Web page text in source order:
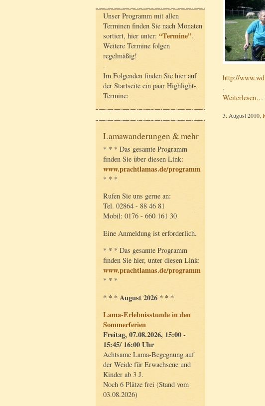
Unser Programm mit allen
Terminen finden Sie nach Monaten
sortiert, hier unter: “Termine”.
Weitere Termine folgen
regelmäßig!
.
Im Folgenden finden Sie hier auf
der Startseite ein paar Highlight-
Termine:
Lamawanderungen & mehr
* * * Das gesamte Programm
finden Sie über diesen Link:
www.prachtlamas.de/programm
* * *
Rufen Sie uns gerne an:
Tel. 02864 - 88 46 81
Mobil: 0176 - 660 161 30
Eine Anmeldung ist erforderlich.
* * * Das gesamte Programm
finden Sie hier, unter diesen Link:
www.prachtlamas.de/programm
* * *
* * * August 2026 * * *
Lama-Erlebnisstunde in den
Sommerferien
Freitag, 07.08.2026, 15:00 -
15:45/ 16:00 Uhr
Achtsame Lama-Begegnung auf
der Weide für Erwachsene und
Kinder ab 3 J.
Noch 6 Plätze frei (Stand vom
03.08.2026)
http://
.
Weiterlesen…
3. August 2010,